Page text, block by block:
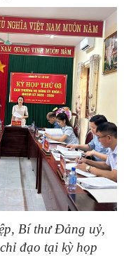
Bí thư Đảng uỷ,
đạo tại kỳ họp